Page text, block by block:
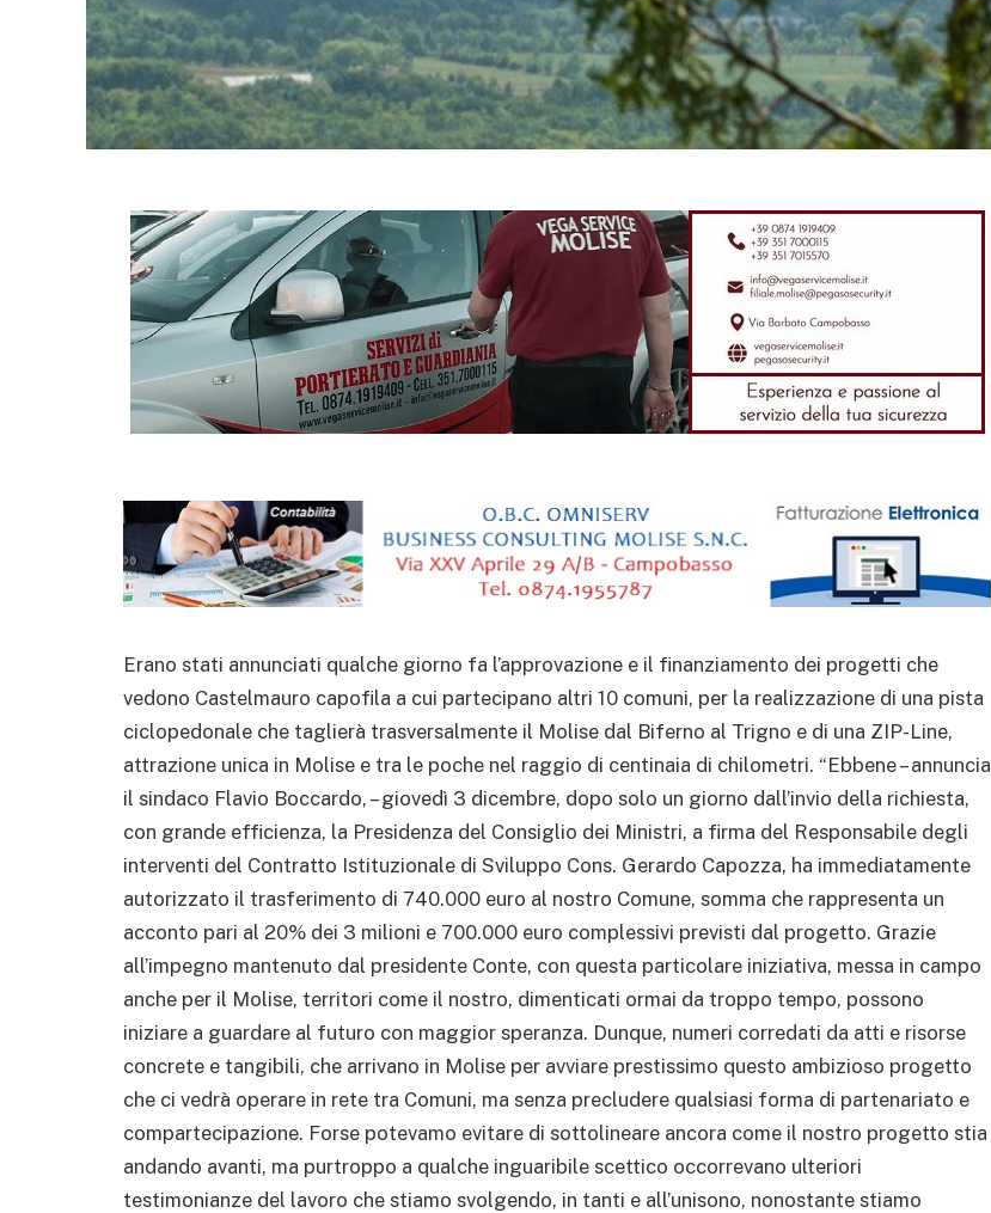
Erano stati annunciati qualche giorno fa l’approvazione e il finanziamento dei progetti che
vedono Castelmauro capofila a cui partecipano altri 10 comuni, per la realizzazione di una pista
ciclopedonale che taglierà trasversalmente il Molise dal Biferno al Trigno e di una ZIP-Line,
attrazione unica in Molise e tra le poche nel raggio di centinaia di chilometri. “Ebbene – annuncia
il sindaco Flavio Boccardo, – giovedì 3 dicembre, dopo solo un giorno dall’invio della richiesta,
con grande efficienza, la Presidenza del Consiglio dei Ministri, a firma del Responsabile degli
interventi del Contratto Istituzionale di Sviluppo Cons. Gerardo Capozza, ha immediatamente
autorizzato il trasferimento di 740.000 euro al nostro Comune, somma che rappresenta un
acconto pari al 20% dei 3 milioni e 700.000 euro complessivi previsti dal progetto. Grazie
all’impegno mantenuto dal presidente Conte, con questa particolare iniziativa, messa in campo
anche per il Molise, territori come il nostro, dimenticati ormai da troppo tempo, possono
iniziare a guardare al futuro con maggior speranza. Dunque, numeri corredati da atti e risorse
concrete e tangibili, che arrivano in Molise per avviare prestissimo questo ambizioso progetto
che ci vedrà operare in rete tra Comuni, ma senza precludere qualsiasi forma di partenariato e
compartecipazione. Forse potevamo evitare di sottolineare ancora come il nostro progetto stia
andando avanti, ma purtroppo a qualche inguaribile scettico occorrevano ulteriori
testimonianze del lavoro che stiamo svolgendo, in tanti e all’unisono, nonostante stiamo